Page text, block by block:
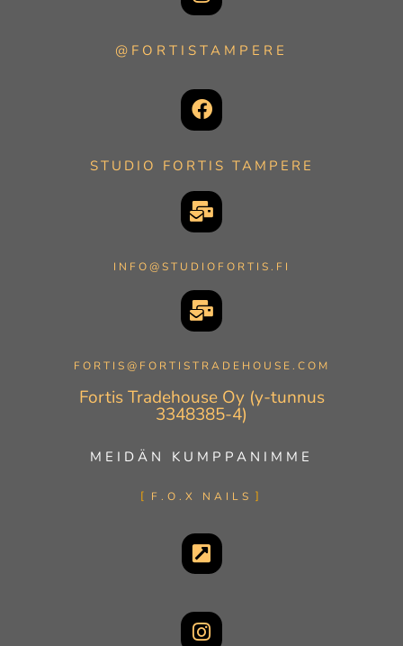
@FORTISTAMPERE
STUDIO FORTIS TAMPERE
INFO@STUDIOFORTIS.FI
FORTIS@FORTISTRADEHOUSE.COM
Fortis Tradehouse Oy (y-tunnus
3348385-4)
MEIDÄN KUMPPANIMME
F.O.X NAILS